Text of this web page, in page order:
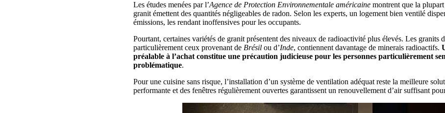
Les études menées par l’Agence de Protection Environnementale américaine montrent que la
granit émettent des quantités négligeables de radon. Selon les experts, un logement bien ventilé
émissions, les rendant inoffensives pour les occupants.
Pourtant, certaines variétés de granit présentent des niveaux de radioactivité plus élevés. Les granits
particulièrement ceux provenant de Brésil ou d’Inde, contiennent davantage de minerais radioactifs.
préalable à l’achat constitue une précaution judicieuse pour les personnes particulièrement
problématique.
Pour une cuisine sans risque, l’installation d’un système de ventilation adéquat reste la meilleure
performante et des fenêtres régulièrement ouvertes garantissent un renouvellement d’air suffisant